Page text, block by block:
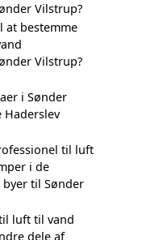
Vilstrup?
at bestemme
Vilstrup?
i Sønder
Haderslev
til luft
i de
til Sønder
luft til vand
dele af